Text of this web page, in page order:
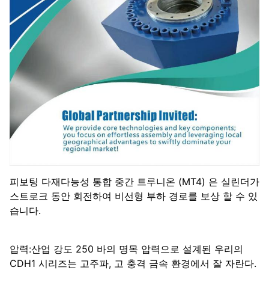
피보팅 다재다능성 통합 중간 트루니온 (MT4) 은 실린더가
스트로크 동안 회전하여 비선형 부하 경로를 보상 할 수 있
습니다.
압력:산업 강도 250 바의 명목 압력으로 설계된 우리의
CDH1 시리즈는 고주파, 고 충격 금속 환경에서 잘 자란다.